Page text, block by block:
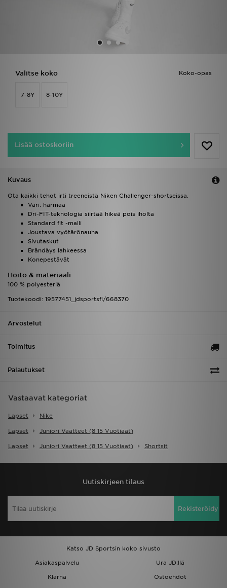
Koko-opas
Valitse koko
7-8Y 8-10Y
Lisää ostoskoriin
Kuvaus
Ota kaikki tehot irti treeneistä Niken Challenger-shortseissa.
Väri: harmaa
Dri-FIT-teknologia siirtää hikeä pois iholta
Standard fit -malli
Joustava vyötärönauha
Sivutaskut
Brändäys lahkeessa
Konepestävät
Hoito & materiaali
100 % polyesteriä
Tuotekoodi: 19577451_jdsportsfi/668370
Arvostelut
Toimitus
Palautukset
Vastaavat kategoriat
Lapset Nike
Lapset Juniori Vaatteet (8 15 Vuotiaat)
Lapset Juniori Vaatteet (8 15 Vuotiaat) Shortsit
Uutiskirjeen tilaus
Rekisteröidy
Katso JD Sportsin koko sivusto
Asiakaspalvelu
Ura JD:llä
Klarna
Ostoehdot